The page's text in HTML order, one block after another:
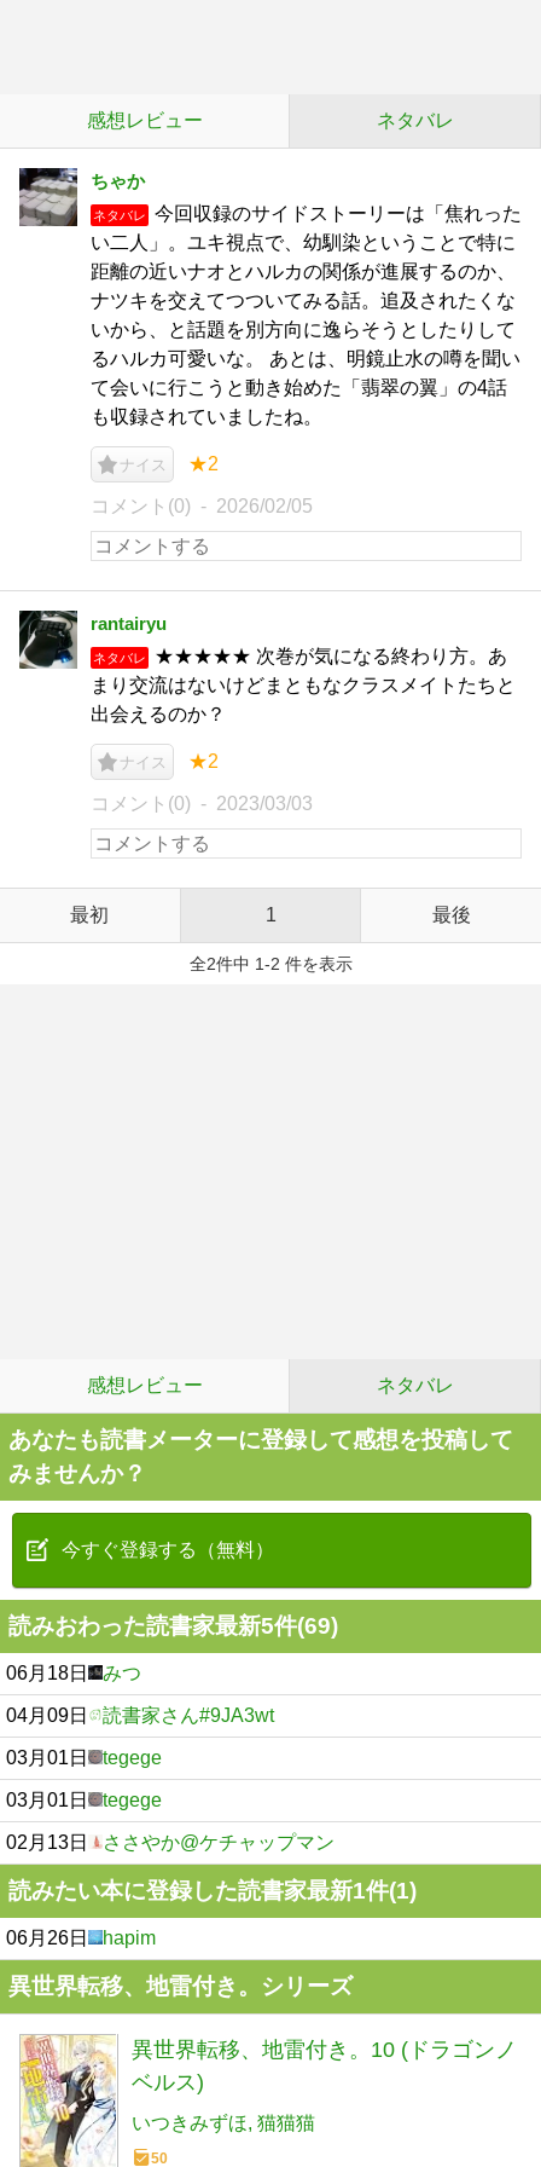
感想レビュー ネタバレ
ちゃか
ネタバレ
今回収録のサイドストーリーは「焦れった
い二人」。ユキ視点で、幼馴染ということで特に
距離の近いナオとハルカの関係が進展するのか、
ナツキを交えてつついてみる話。追及されたくな
いから、と話題を別方向に逸らそうとしたりして
るハルカ可愛いな。 あとは、明鏡止水の噂を聞い
て会いに行こうと動き始めた「翡翠の翼」の4話
も収録されていましたね。
ナイス ★2
コメント(0) 2026/02/05
rantairyu
ネタバレ
★★★★★ 次巻が気になる終わり方。あ
まり交流はないけどまともなクラスメイトたちと
出会えるのか？
ナイス ★2
コメント(0) 2023/03/03
最初 1 最後
全2件中 1-2 件を表示
感想レビュー ネタバレ
あなたも読書メーターに登録して感想を投稿して
みませんか？
今すぐ登録する（無料）
読みおわった読書家最新5件(69)
06月18日 みつ
04月09日 読書家さん#9JA3wt
03月01日 tegege
03月01日 tegege
02月13日 ささやか@ケチャップマン
読みたい本に登録した読書家最新1件(1)
06月26日 hapim
異世界転移、地雷付き。シリーズ
異世界転移、地雷付き。10 (ドラゴンノ
ベルス)
いつきみずほ 猫猫猫
50